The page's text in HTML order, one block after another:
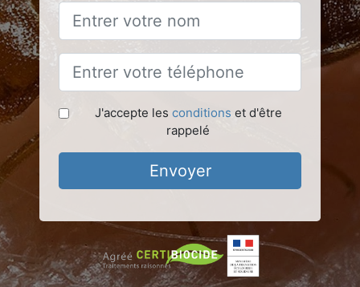
J'accepte les conditions et d'être
rappelé
Envoyer